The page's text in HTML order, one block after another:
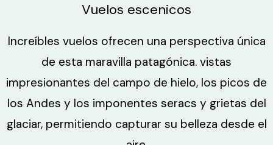
Vuelos escenicos
Increíbles vuelos ofrecen una perspectiva única
de esta maravilla patagónica. vistas
impresionantes del campo de hielo, los picos de
los Andes y los imponentes seracs y grietas del
glaciar, permitiendo capturar su belleza desde el